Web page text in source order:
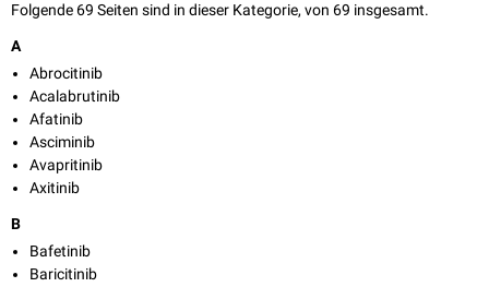
Folgende 69 Seiten sind in dieser Kategorie, von 69 insgesamt.
A
Abrocitinib
Acalabrutinib
Afatinib
Asciminib
Avapritinib
Axitinib
B
Bafetinib
Baricitinib